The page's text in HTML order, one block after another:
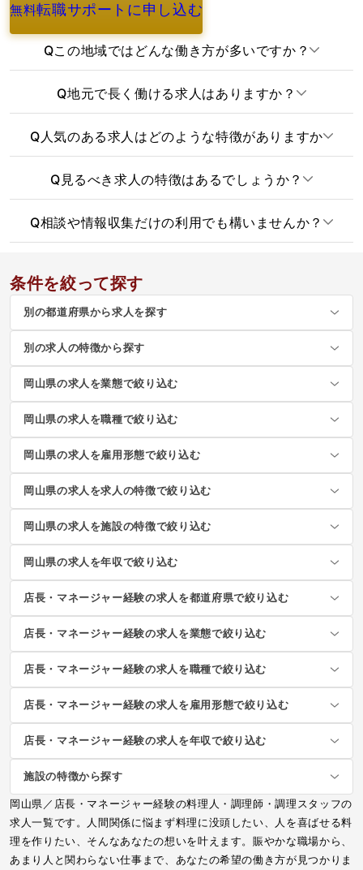
無料転職サポートに申し込む
よくあるご質問
Qこの地域ではどんな働き方が多いですか？
Q地元で長く働ける求人はありますか？
Q 人気のある求人はどのような特徴がありますか
Q 見るべき求人の特徴はあるでしょうか？
Q相談や情報収集だけの利用でも構いませんか？
条件を絞って探す
別の都道府県から求人を探す
別の求人の特徴から探す
岡山県の求人を業態で絞り込む
岡山県の求人を職種で絞り込む
岡山県の求人を雇用形態で絞り込む
岡山県の求人を求人の特徴で絞り込む
岡山県の求人を施設の特徴で絞り込む
岡山県の求人を年収で絞り込む
店長・マネージャー経験の求人を都道府県で絞り込む
店長・マネージャー経験の求人を業態で絞り込む
店長・マネージャー経験の求人を職種で絞り込む
店長・マネージャー経験の求人を雇用形態で絞り込む
店長・マネージャー経験の求人を年収で絞り込む
施設の特徴から探す
岡山県／店長・マネージャー経験の料理人・調理師・調理スタッフの
求人一覧です。人間関係に悩まず料理に没頭したい、人を喜ばせる料
理を作りたい、そんなあなたの想いを叶えます。賑やかな職場から、
あまり人と関わらない仕事まで、あなたの希望の働き方が見つかりま